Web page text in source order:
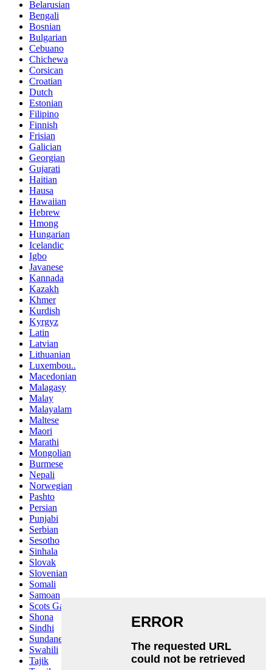
Belarusian
Bengali
Bosnian
Bulgarian
Cebuano
Chichewa
Corsican
Croatian
Dutch
Estonian
Filipino
Finnish
Frisian
Galician
Georgian
Gujarati
Haitian
Hausa
Hawaiian
Hebrew
Hmong
Hungarian
Icelandic
Igbo
Javanese
Kannada
Kazakh
Khmer
Kurdish
Kyrgyz
Latin
Latvian
Lithuanian
Luxembou..
Macedonian
Malagasy
Malay
Malayalam
Maltese
Maori
Marathi
Mongolian
Burmese
Nepali
Norwegian
Pashto
Persian
Punjabi
Serbian
Sesotho
Sinhala
Slovak
Slovenian
Somali
Samoan
Scots Gaelic
Shona
Sindhi
Sundanese
Swahili
Tajik